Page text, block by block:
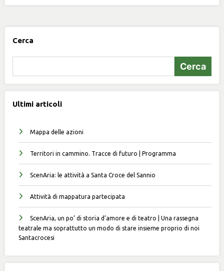
Cerca
Cerca
Ultimi articoli
Mappa delle azioni
Territori in cammino. Tracce di futuro | Programma
ScenAria: le attività a Santa Croce del Sannio
Attività di mappatura partecipata
ScenAria, un po’ di storia d’amore e di teatro | Una rassegna
teatrale ma soprattutto un modo di stare insieme proprio di noi
Santacrocesi